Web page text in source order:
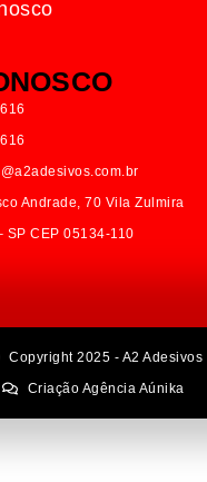
Andrade, 70 Vila Zulmira
SP CEP 05134-110
Copyright 2025 - A2 Adesivos
Criação Agência Aúnika